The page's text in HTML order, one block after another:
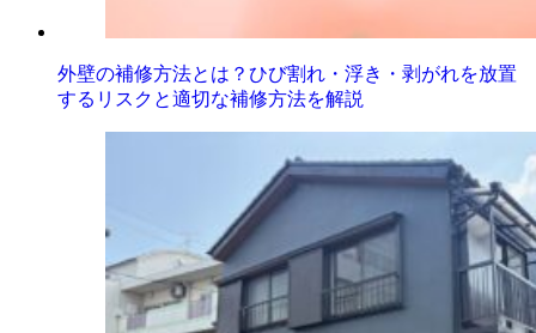
外壁の補修方法とは？ひび割れ・浮き・剥がれを放置
するリスクと適切な補修方法を解説